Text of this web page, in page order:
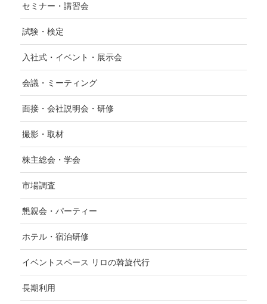
セミナー・講習会
試験・検定
入社式・イベント・展示会
会議・ミーティング
面接・会社説明会・研修
撮影・取材
株主総会・学会
市場調査
懇親会・パーティー
ホテル・宿泊研修
イベントスペース リロの斡旋代行
長期利用